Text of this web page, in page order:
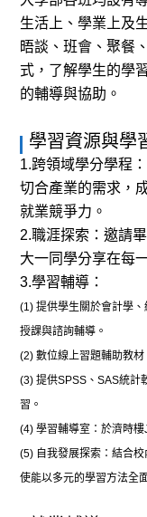
生活上、學業上及
晤談、班會、聚餐
式，了解學生的學
的輔導與協助。
學習資源與學
1.跨領域學分學程
切合產業的需求，
就業競爭力。
2.職涯探索：邀請
大一同學分享在每
3.學習輔導：
(1)提供學生關於會計學
授課與諮詢輔導。
(2)數位線上習題輔助教
(3)提供SPSS 、SAS統計
習。
(4)學習輔導室：於濟時樓
(5) 自我發展探索：結合
使能以多元的學習方法全